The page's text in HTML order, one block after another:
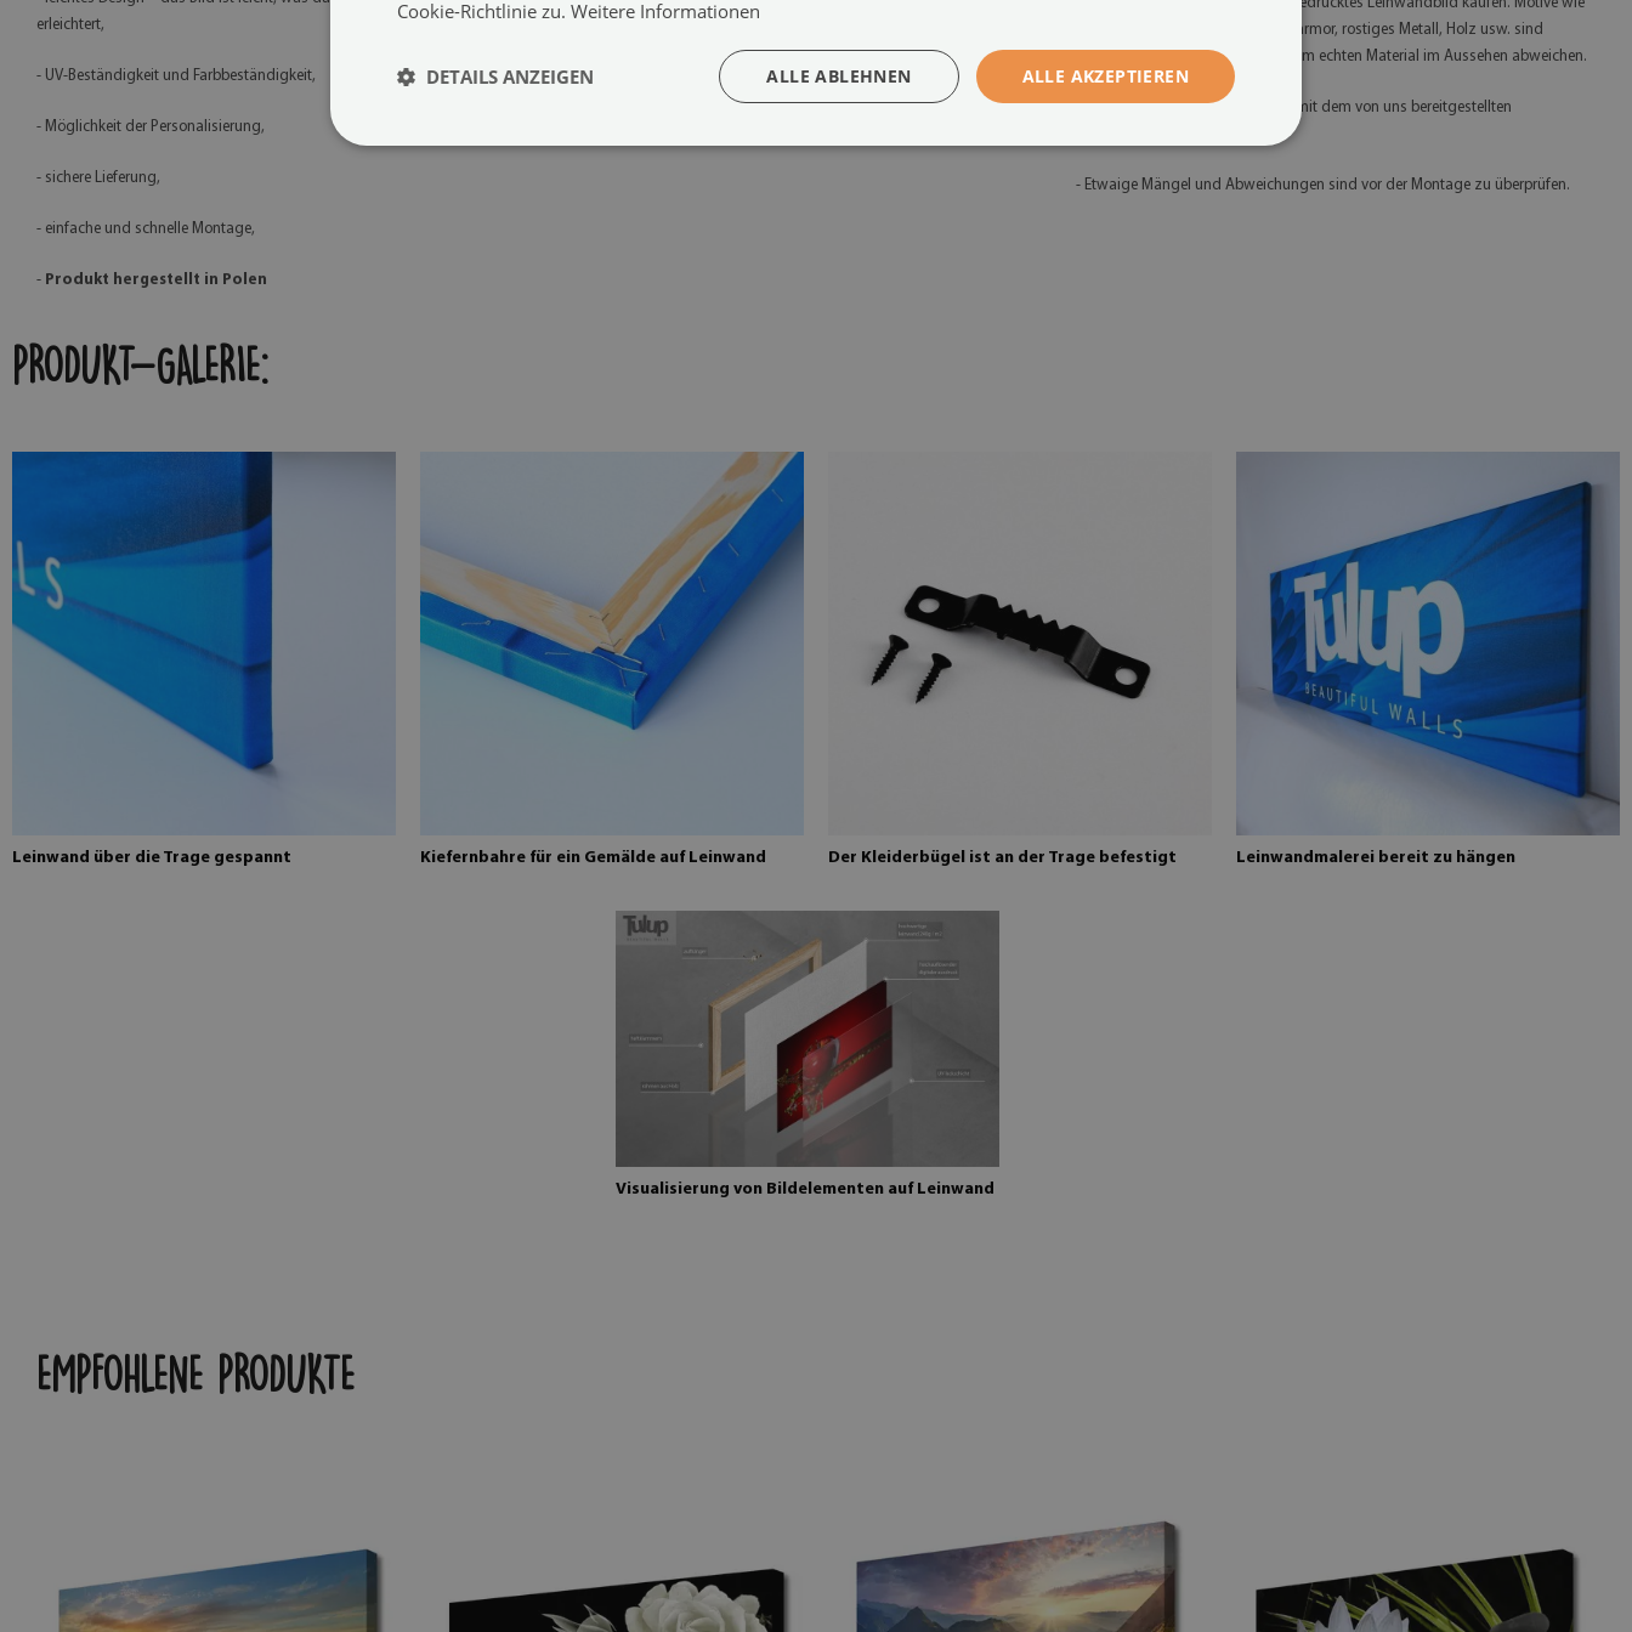
erleichtert,
- UV-Beständigkeit und Farbbeständigkeit,
- Möglichkeit der Personalisierung,
- sichere Lieferung,
- einfache und schnelle Montage,
- Produkt hergestellt in Polen
- Bitte beachten Sie, dass Sie ein bedrucktes Leinwandbild kaufen. Motive wie
z. B. Glitzer, Gold, Silber, Beton, Marmor, rostiges Metall, Holz usw. sind
aufgedruckt und können daher vom echten Material im Aussehen abweichen.
- Bitte montieren Sie das Produkt mit dem von uns bereitgestellten
- Etwaige Mängel und Abweichungen sind vor der Montage zu überprüfen.
PRODUKT-GALERIE:
Leinwand über die Trage gespannt Kiefernbahre für ein Gemälde auf Leinwand Der Kleiderbügel ist an der Trage befestigt Leinwandmalerei bereit zu hängen
Visualisierung von Bildelementen auf Leinwand
EMPFOHLENE PRODUKTE
Cookie-Richtlinie zu. Weitere Informationen
ALLE AKZEPTIEREN
ALLE ABLEHNEN
DETAILS ANZEIGEN